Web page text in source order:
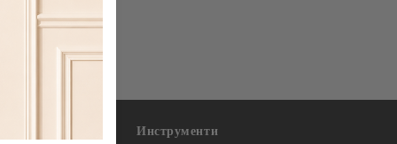
Инструменти